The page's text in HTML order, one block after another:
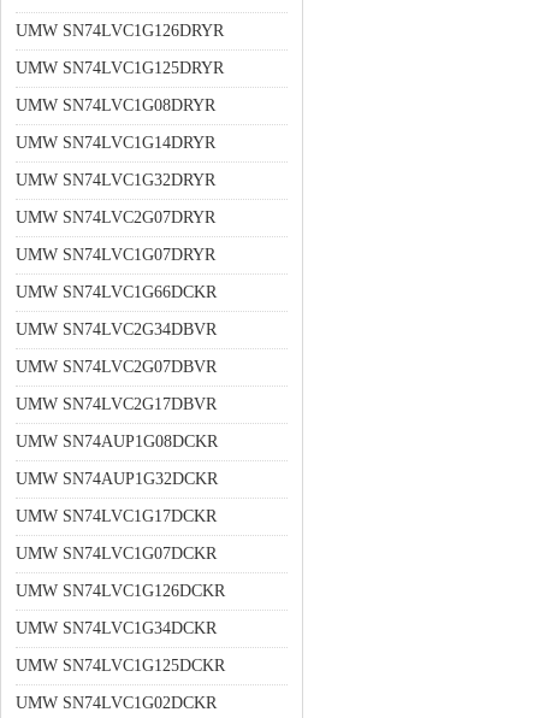
UMW SN74LVC1G126DRYR
UMW SN74LVC1G125DRYR
UMW SN74LVC1G08DRYR
UMW SN74LVC1G14DRYR
UMW SN74LVC1G32DRYR
UMW SN74LVC2G07DRYR
UMW SN74LVC1G07DRYR
UMW SN74LVC1G66DCKR
UMW SN74LVC2G34DBVR
UMW SN74LVC2G07DBVR
UMW SN74LVC2G17DBVR
UMW SN74AUP1G08DCKR
UMW SN74AUP1G32DCKR
UMW SN74LVC1G17DCKR
UMW SN74LVC1G07DCKR
UMW SN74LVC1G126DCKR
UMW SN74LVC1G34DCKR
UMW SN74LVC1G125DCKR
UMW SN74LVC1G02DCKR